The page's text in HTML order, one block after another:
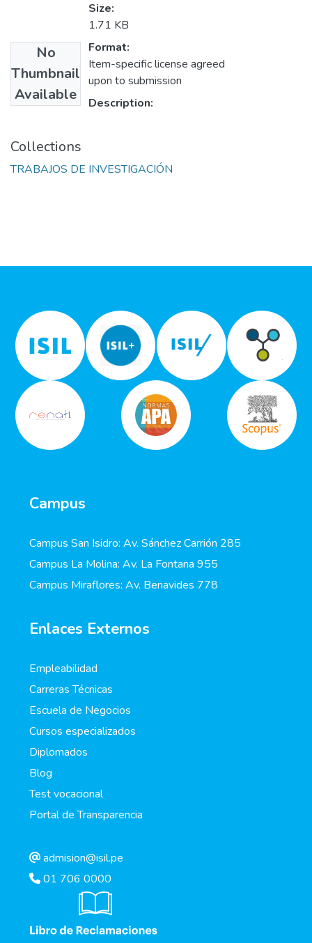
No
Thumbnail
Available
Size:
1.71 KB
Format:
Item-specific license agreed
upon to submission
Description:
Collections
TRABAJOS DE INVESTIGACIÓN
Campus
Campus San Isidro: Av. Sánchez Carrión 285
Campus La Molina: Av. La Fontana 955
Campus Miraflores: Av. Benavides 778
Enlaces Externos
Empleabilidad
Carreras Técnicas
Escuela de Negocios
Cursos especializados
Diplomados
Blog
Test vocacional
Portal de Transparencia
admision@isil.pe
01 706 0000